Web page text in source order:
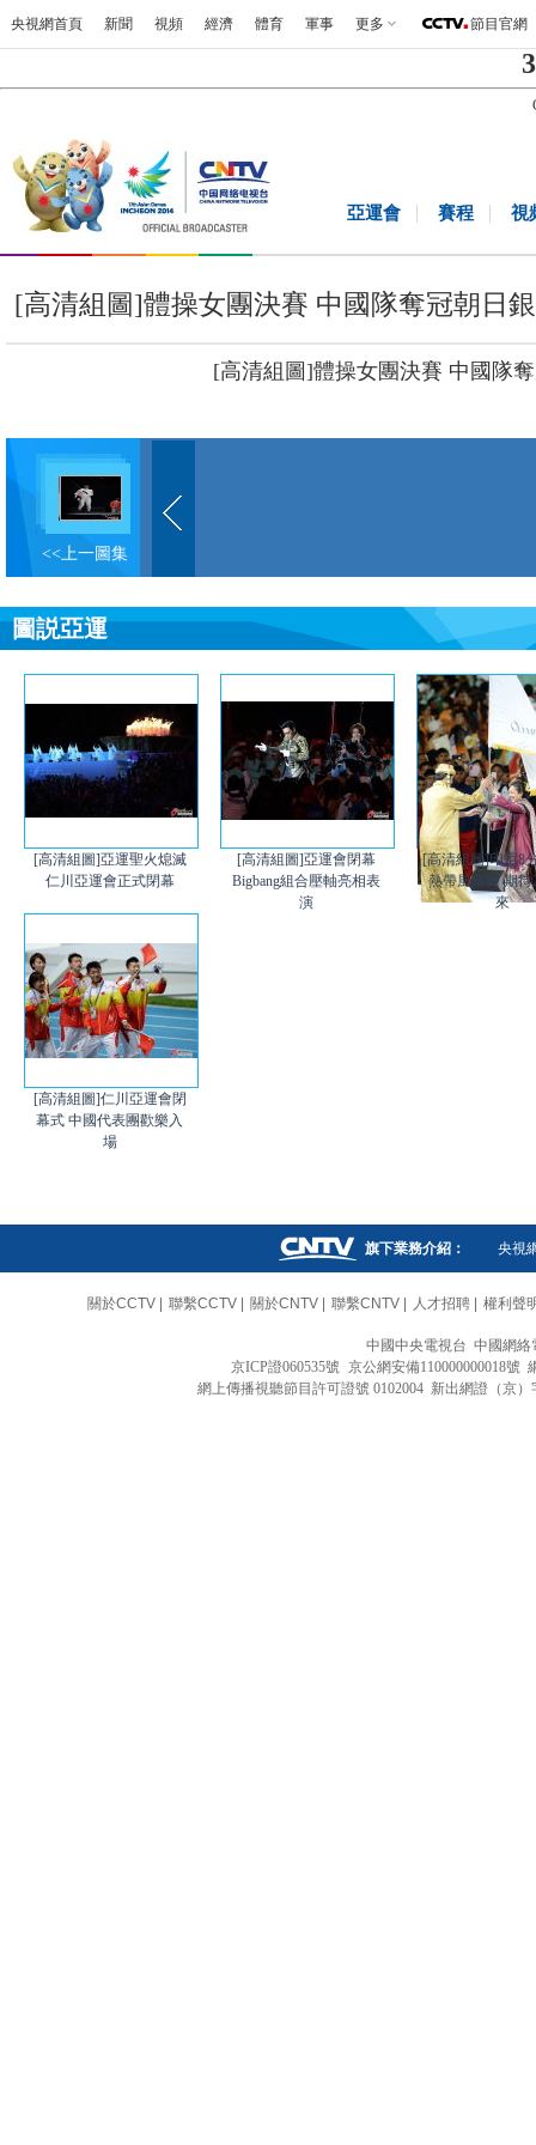
央視網首頁 新聞 視頻 經濟 體育 軍事 更多 節目官網
亞運會 賽程 視
[高清組圖]體操女團決賽 中國隊奪冠朝日
[高清組圖]體操女團決賽 中國隊
<<上一圖集
圖説亞運
[高清組圖]亞運聖火熄滅
仁川亞運會正式閉幕
[高清組圖]亞運會閉幕
Bigbang組合壓軸亮相表
演
[高清組圖]印尼8
熱帶風情舞 期待
來
[高清組圖]仁川亞運會閉
幕式 中國代表團歡樂入
場
旗下業務介紹： 央視
關於CCTV 聯繫CCTV 關於CNTV 聯繫CNTV 人才招聘 權利聲
中國中央電視台 中國網
京ICP證060535號 京公網安備110000000018號
網上傳播視聽節目許可證號 0102004 新出網證（京